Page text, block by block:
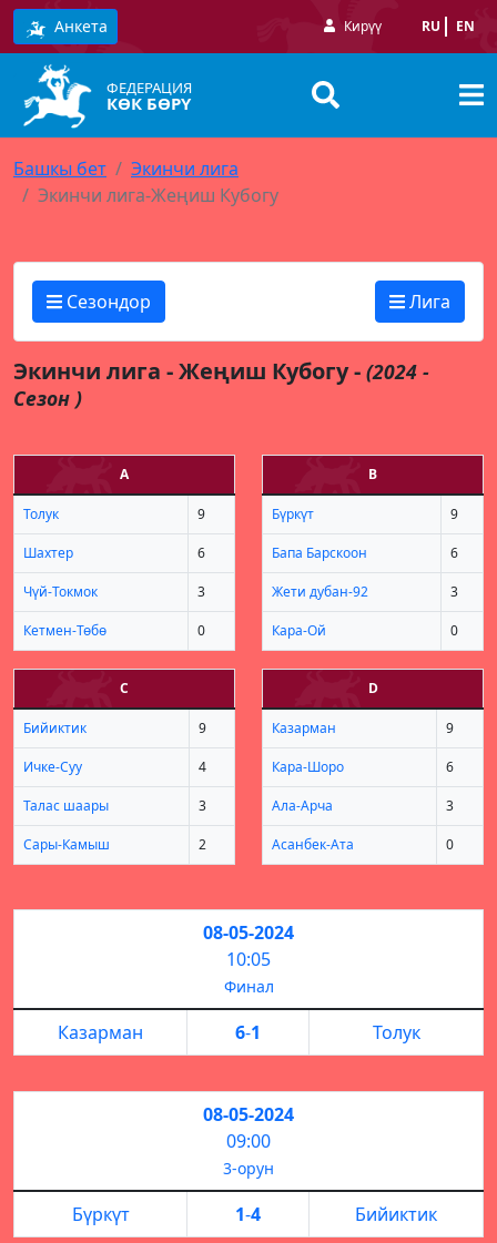
Анкета Кирүү RU EN
ФЕДЕРАЦИЯ
КӨК БӨРҮ
Башкы бет
Экинчи лига
Экинчи лига-Жеңиш Кубогу
Сезондор Лига
Экинчи лига - Жеңиш Кубогу - (2024 -
Сезон )
А
Толук 9
Шахтер 6
Чүй-Токмок 3
Кетмен-Төбө 0
В
Бүркүт 9
Бапа Барскоон 6
Жети дубан-92 3
Кара-Ой 0
С
Бийиктик 9
Ичке-Суу 4
Талас шаары 3
Сары-Камыш 2
D
Казарман 9
Кара-Шоро 6
Ала-Арча 3
Асанбек-Ата 0
08-05-2024
10:05
Финал
Казарман 6-1 Толук
08-05-2024
09:00
3-орун
Бүркүт 1-4 Бийиктик